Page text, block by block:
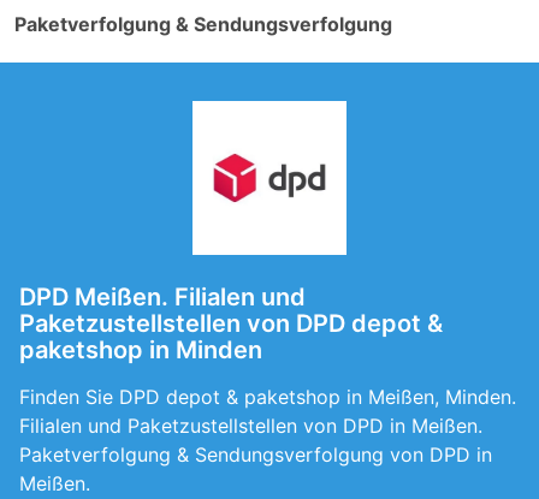
Paketverfolgung & Sendungsverfolgung
DPD Meißen. Filialen und
Paketzustellstellen von DPD depot &
paketshop in Minden
Finden Sie DPD depot & paketshop in Meißen, Minden.
Filialen und Paketzustellstellen von DPD in Meißen.
Paketverfolgung & Sendungsverfolgung von DPD in
Meißen.